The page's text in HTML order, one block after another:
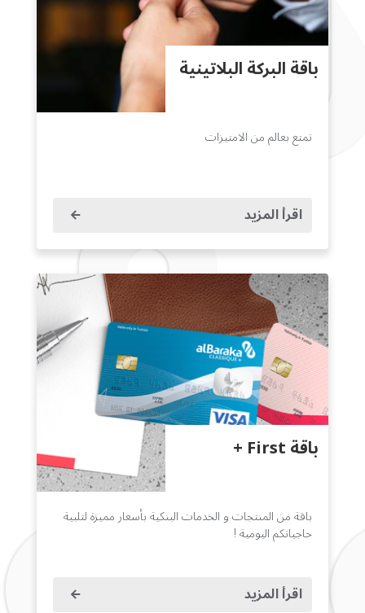
باقة البركة البلاتينية
تمتع بعالم من الامتيزات
اقرأ المزيد
باقة First +
باقة من المنتجات و الخدمات البنكية بأسعار مميزة لتلبية
حاجياتكم اليومية !
اقرأ المزيد